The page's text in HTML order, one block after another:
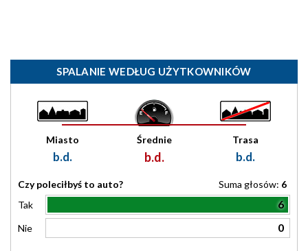
SPALANIE WEDŁUG UŻYTKOWNIKÓW
Miasto
b.d.
Średnie
b.d.
Trasa
b.d.
Czy poleciłbyś to auto? Suma głosów: 6
Tak
6
Nie 0